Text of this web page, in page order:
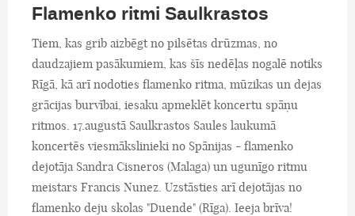
Flamenko ritmi Saulkrastos
Tiem, kas grib aizbēgt no pilsētas drūzmas, no
daudzajiem pasākumiem, kas šīs nedēļas nogalē notiks
Rīgā, kā arī nodoties flamenko ritma, mūzikas un dejas
grācijas burvībai, iesaku apmeklēt koncertu spāņu
ritmos. 17.augustā Saulkrastos Saules laukumā
koncertēs viesmākslinieki no Spānijas - flamenko
dejotāja Sandra Cisneros (Malaga) un ugunīgo ritmu
meistars Francis Nunez. Uzstāsties arī dejotājas no
flamenko deju skolas "Duende" (Rīga). Ieeja brīva!